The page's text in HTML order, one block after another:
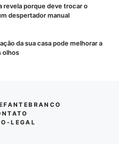
revela porque deve trocar o
despertador manual
da sua casa pode melhorar a
olhos
LEGAL